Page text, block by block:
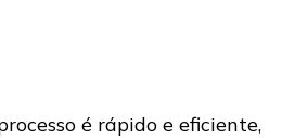
é rápido e eficiente,